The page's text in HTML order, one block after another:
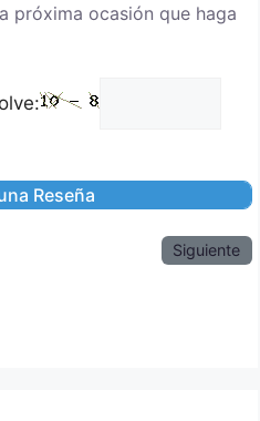
próxima ocasión que haga
Siguiente